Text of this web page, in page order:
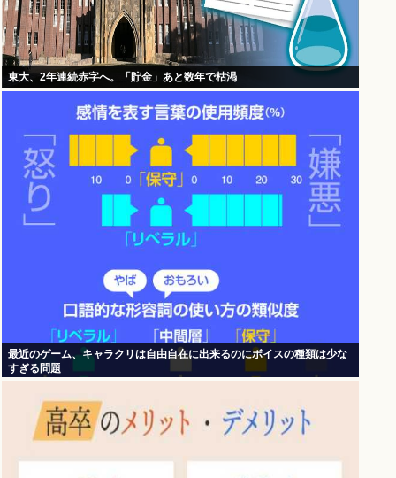
東大、2年連続赤字へ。「貯金」あと数年で枯渇
最近のゲーム、キャラクリは自由自在に出来るのにボイスの種類は少な
すぎる問題